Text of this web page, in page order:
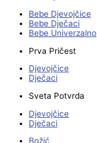
Bebe Djevojčice
Bebe Dječaci
Bebe Univerzalno
Prva Pričest
Djevojčice
Dječaci
Sveta Potvrda
Djevojčice
Dječaci
Božić